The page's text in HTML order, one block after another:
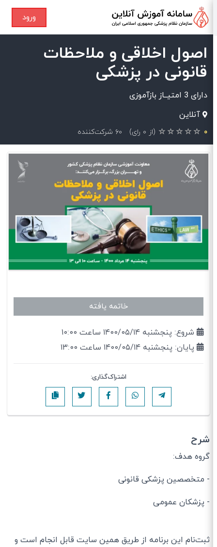
ورود
اصول اخلاقی و ملاحظات
قانونی در پزشکی
دارای 3 امتیــاز بازآموزی
آنلاین
(از ۰ رای) ۶۰ شرکت‌کننده
خاتمه یافته
شروع: پنجشنبه ۱۴۰۰/۰۵/۱۴ ساعت ۱۰:۰۰
پایان: پنجشنبه ۱۴۰۰/۰۵/۱۴ ساعت ۱۳:۰۰
اشتراک‌گذاری:
شرح
گروه هدف:
- متخصصین پزشکی قانونی
- پزشکان عمومی
ثبت‌نام این برنامه از طریق همین سایت قابل انجام است و